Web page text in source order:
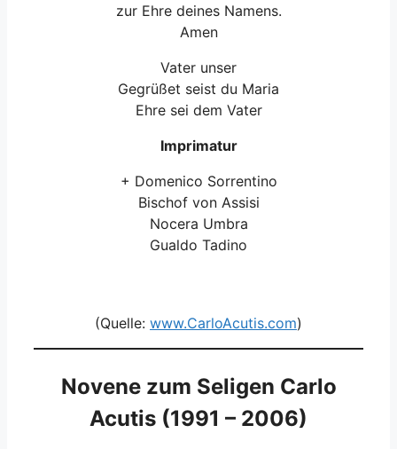
zur Ehre deines Namens.
Amen
Vater unser
Gegrüßet seist du Maria
Ehre sei dem Vater
Imprimatur
+ Domenico Sorrentino
Bischof von Assisi
Nocera Umbra
Gualdo Tadino
(Quelle: www.CarloAcutis.com)
Novene zum Seligen Carlo
Acutis (1991 – 2006)